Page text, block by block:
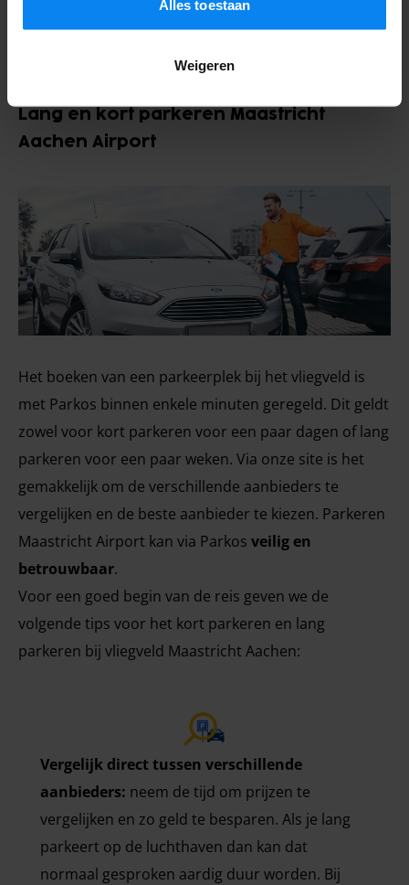
Privacybeleid.
Alles toestaan
Weigeren
Lang en kort parkeren Maastricht
Aachen Airport
Het boeken van een parkeerplek bij het vliegveld is
met Parkos binnen enkele minuten geregeld. Dit geldt
zowel voor kort parkeren voor een paar dagen of lang
parkeren voor een paar weken. Via onze site is het
gemakkelijk om de verschillende aanbieders te
vergelijken en de beste aanbieder te kiezen. Parkeren
Maastricht Airport kan via Parkos veilig en
betrouwbaar.
Voor een goed begin van de reis geven we de
volgende tips voor het kort parkeren en lang
parkeren bij vliegveld Maastricht Aachen:
Vergelijk direct tussen verschillende
aanbieders: neem de tijd om prijzen te
vergelijken en zo geld te besparen. Als je lang
parkeert op de luchthaven dan kan dat
normaal gesproken aardig duur worden. Bij